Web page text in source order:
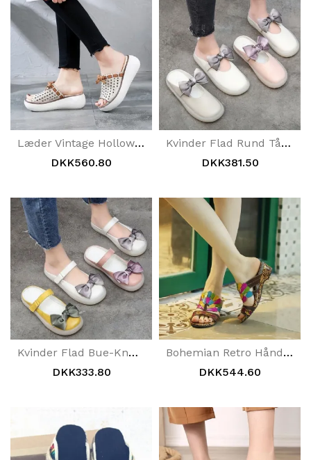
Læder Vintage Hollow Out Wedge Kvinder Casual Hjemmesko
DKK560.80
Kvinder Flad Rund Tå Bue-Knude Plus Størrelse 34-43 Casual Hjemmesko
DKK381.50
Kvinder Flad Bue-Knude Plus Størrelse 34-43 Casual Velcro Hjemmesko
DKK333.80
Bohemian Retro Håndlavede Komfortable Casual Sandaler Hjemmesko 36-42
DKK544.60